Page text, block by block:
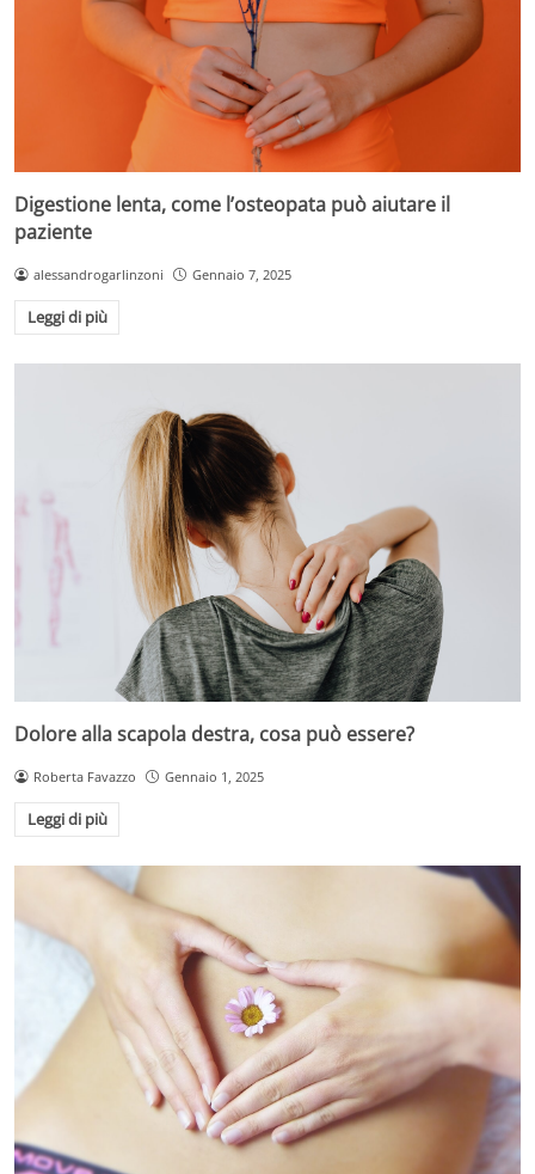
Digestione lenta, come l’osteopata può aiutare il
paziente
alessandrogarlinzoni Gennaio 7, 2025
Leggi di più
Dolore alla scapola destra, cosa può essere?
Roberta Favazzo Gennaio 1, 2025
Leggi di più